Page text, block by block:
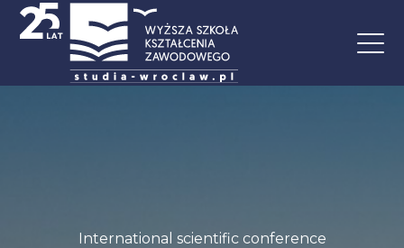
International scientific conference